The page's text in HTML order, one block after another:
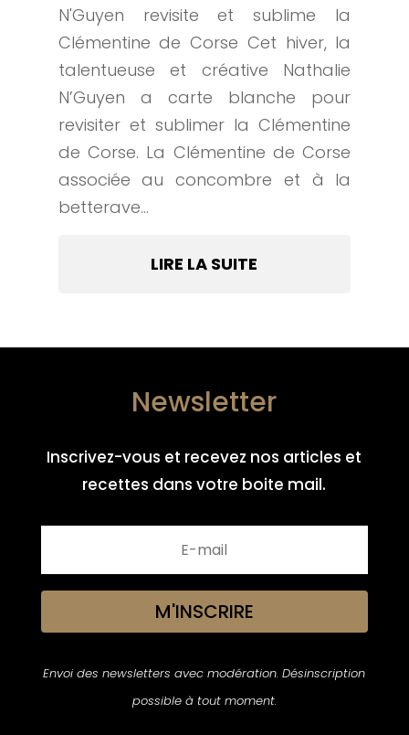
N'Guyen revisite et sublime la
Clémentine de Corse Cet hiver, la
talentueuse et créative Nathalie
N’Guyen a carte blanche pour
revisiter et sublimer la Clémentine
de Corse. La Clémentine de Corse
associée au concombre et à la
betterave...
LIRE LA SUITE
Newsletter
Inscrivez-vous et recevez nos articles et
recettes dans votre boite mail.
M'INSCRIRE
Envoi des newsletters avec modération. Désinscription
possible à tout moment.